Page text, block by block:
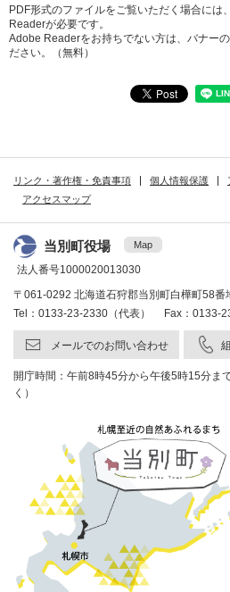
PDF形式のファイルをご覧いただく場合には
Readerが必要です。
Adobe Readerをお持ちでない方は、バナー
ださい。（無料）
リンク・著作権・免責事項 個人情報保護
アクセスマップ
当別町役場 Map
法人番号1000020013030
〒061-0292 北海道石狩郡当別町白樺町58番
Tel：0133-23-2330（代表） Fax：0133-
メールでのお問い合わせ
開庁時間：午前8時45分から午後5時15分ま
く）